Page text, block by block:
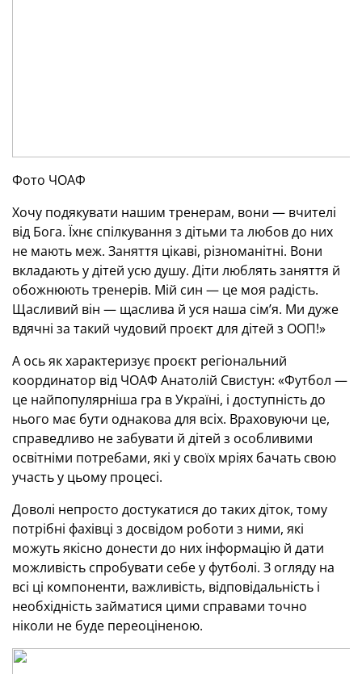
Фото ЧОАФ
Хочу подякувати нашим тренерам, вони — вчителі
від Бога. Їхнє спілкування з дітьми та любов до них
не мають меж. Заняття цікаві, різноманітні. Вони
вкладають у дітей усю душу. Діти люблять заняття й
обожнюють тренерів. Мій син — це моя радість.
Щасливий він — щаслива й уся наша сім’я. Ми дуже
вдячні за такий чудовий проєкт для дітей з ООП!»
А ось як характеризує проєкт регіональний
координатор від ЧОАФ Анатолій Свистун: «Футбол —
це найпопулярніша гра в Україні, і доступність до
нього має бути однакова для всіх. Враховуючи це,
справедливо не забувати й дітей з особливими
освітніми потребами, які у своїх мріях бачать свою
участь у цьому процесі.
Доволі непросто достукатися до таких діток, тому
потрібні фахівці з досвідом роботи з ними, які
можуть якісно донести до них інформацію й дати
можливість спробувати себе у футболі. З огляду на
всі ці компоненти, важливість, відповідальність і
необхідність займатися цими справами точно
ніколи не буде переоціненою.